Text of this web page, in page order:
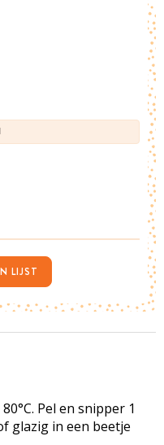
Pel en snipper 1
glazig in een beetje
LIJST